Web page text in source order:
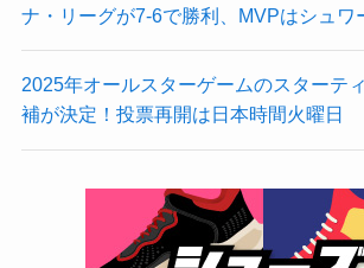
ナ・リーグが7-6で勝利、MVPはシュワ
2025年オールスターゲームのスターテ
補が決定！投票再開は日本時間火曜日